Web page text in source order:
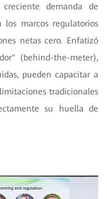
demanda de
marcos regulatorios
netas cero. Enfatizó
(behind-the-meter),
pueden capacitar a
tradicionales
su huella de